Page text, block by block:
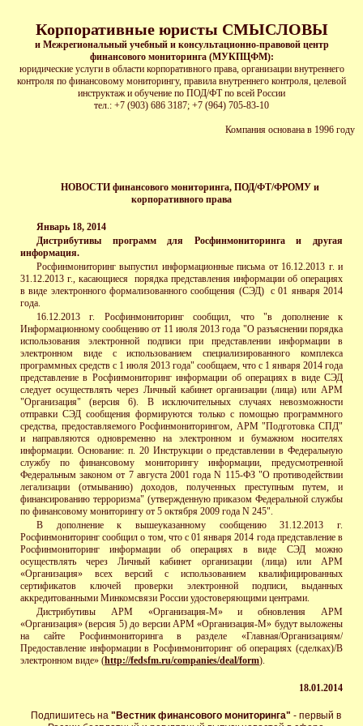
Корпоративные юристы СМЫСЛОВЫ
и Межрегиональный учебный и консультационно-правовой центр
финансового мониторинга (МУКПЦФМ):
юридические услуги в области корпоративного права, организации внутреннего
контроля по финансовому мониторингу, правила внутреннего контроля, целевой
инструктаж и обучение по ПОД/ФТ по всей России
тел.: +7 (903) 686 3187; +7 (964) 705-83-10
Компания основана в 1996 году
НОВОСТИ финансового мониторинга, ПОД/ФТ/ФРОМУ и
корпоративного права
Январь 18, 2014
Дистрибутивы программ для Росфинмониторинга и другая
информация.
Росфинмониторинг выпустил информационные письма от 16.12.2013 г. и
31.12.2013 г., касающиеся порядка представления информации об операциях
в виде электронного формализованного сообщения (СЭД) с 01 января 2014
года.
16.12.2013 г. Росфинмониторинг сообщил, что "в дополнение к
Информационному сообщению от 11 июля 2013 года "О разъяснении порядка
использования электронной подписи при представлении информации в
электронном виде с использованием специализированного комплекса
программных средств с 1 июля 2013 года" сообщаем, что с 1 января 2014 года
представление в Росфинмониторинг информации об операциях в виде СЭД
следует осуществлять через Личный кабинет организации (лица) или АРМ
"Организация" (версия 6). В исключительных случаях невозможности
отправки СЭД сообщения формируются только с помощью программного
средства, предоставляемого Росфинмониторингом, АРМ "Подготовка СПД"
и направляются одновременно на электронном и бумажном носителях
информации. Основание: п. 20 Инструкции о представлении в Федеральную
службу по финансовому мониторингу информации, предусмотренной
Федеральным законом от 7 августа 2001 года N 115-ФЗ "О противодействии
легализации (отмыванию) доходов, полученных преступным путем, и
финансированию терроризма" (утвержденную приказом Федеральной службы
по финансовому мониторингу от 5 октября 2009 года N 245".
В дополнение к вышеуказанному сообщению 31.12.2013 г.
Росфинмониторинг сообщил о том, что с 01 января 2014 года представление в
Росфинмониторинг информации об операциях в виде СЭД можно
осуществлять через Личный кабинет организации (лица) или АРМ
«Организация» всех версий с использованием квалифицированных
сертификатов ключей проверки электронной подписи, выданных
аккредитованными Минкомсвязи России удостоверяющими центрами.
Дистрибутивы АРМ «Организация-М» и обновления АРМ
«Организация» (версия 5) до версии АРМ «Организация-М» будут выложены
на сайте Росфинмониторинга в разделе «Главная/Организациям/
Предоставление информации в Росфинмониторинг об операциях (сделках)/В
электронном виде» (http://fedsfm.ru/companies/deal/form).
18.01.2014
Подпишитесь на "Вестник финансового мониторинга" - первый в